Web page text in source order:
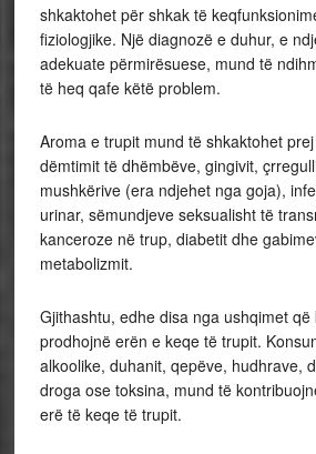
shkaktohet për shkak të
fiziologjike. Një diagnozë e duhur, e
adekuate përmirësuese, mund të
të heq qafe këtë problem.
Aroma e trupit mund të shkaktohet
dëmtimit të dhëmbëve, gingivit,
mushkërive (era ndjehet nga goja),
urinar, sëmundjeve seksualisht të
kanceroze në trup, diabetit dhe
metabolizmit.
Gjithashtu, edhe disa nga ushqimet që
prodhojnë erën e keqe të trupit.
alkoolike, duhanit, qepëve, hudhrave,
droga ose toksina, mund të
erë të keqe të trupit.